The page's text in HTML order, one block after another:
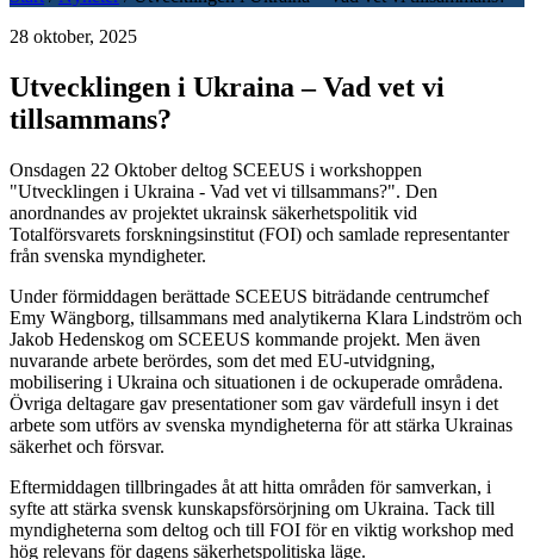
28 oktober, 2025
Utvecklingen i Ukraina – Vad vet vi
tillsammans?
Onsdagen 22 Oktober deltog SCEEUS i workshoppen
"Utvecklingen i Ukraina - Vad vet vi tillsammans?". Den
anordnandes av projektet ukrainsk säkerhetspolitik vid
Totalförsvarets forskningsinstitut (FOI) och samlade representanter
från svenska myndigheter.
Under förmiddagen berättade SCEEUS biträdande centrumchef
Emy Wängborg, tillsammans med analytikerna Klara Lindström och
Jakob Hedenskog om SCEEUS kommande projekt. Men även
nuvarande arbete berördes, som det med EU-utvidgning,
mobilisering i Ukraina och situationen i de ockuperade områdena.
Övriga deltagare gav presentationer som gav värdefull insyn i det
arbete som utförs av svenska myndigheterna för att stärka Ukrainas
säkerhet och försvar.
Eftermiddagen tillbringades åt att hitta områden för samverkan, i
syfte att stärka svensk kunskapsförsörjning om Ukraina. Tack till
myndigheterna som deltog och till FOI för en viktig workshop med
hög relevans för dagens säkerhetspolitiska läge.